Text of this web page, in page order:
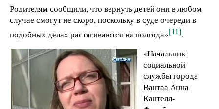
Родителям сообщили, что вернуть детей они в любом
случае смогут не скоро, поскольку в суде очереди в
подобных делах растягиваются на полгода»[11].
«Начальник
социальной
службы города
Вантаа Анна
Кантелл-